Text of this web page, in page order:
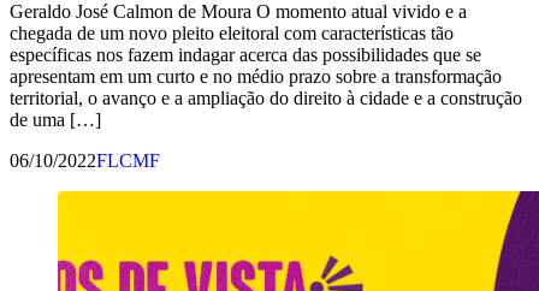
Geraldo José Calmon de Moura O momento atual vivido e a
chegada de um novo pleito eleitoral com características tão
específicas nos fazem indagar acerca das possibilidades que se
apresentam em um curto e no médio prazo sobre a transformação
territorial, o avanço e a ampliação do direito à cidade e a construção
de uma […]
06/10/2022FLCMF